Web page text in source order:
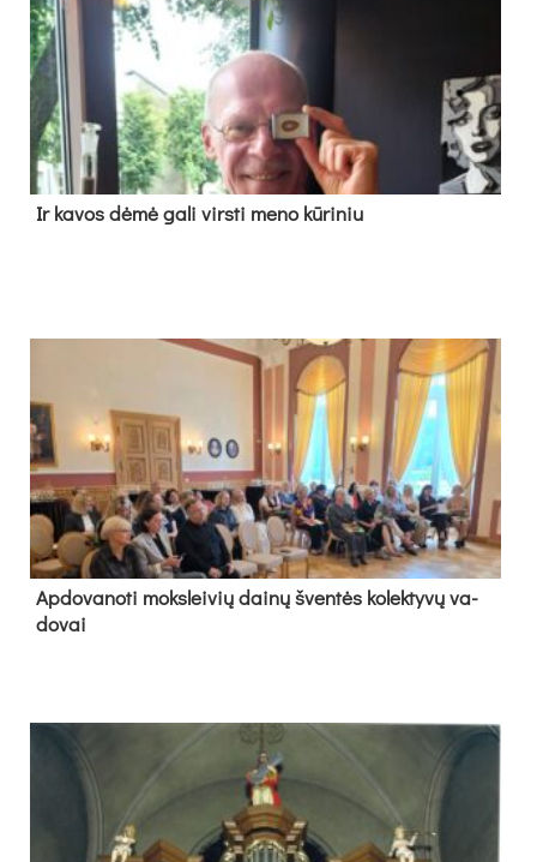
Ir ka­vos dė­mė ga­li virs­ti me­no kū­ri­niu
Ap­do­va­no­ti moks­lei­vių dai­nų šven­tės ko­lek­ty­vų va­
do­vai